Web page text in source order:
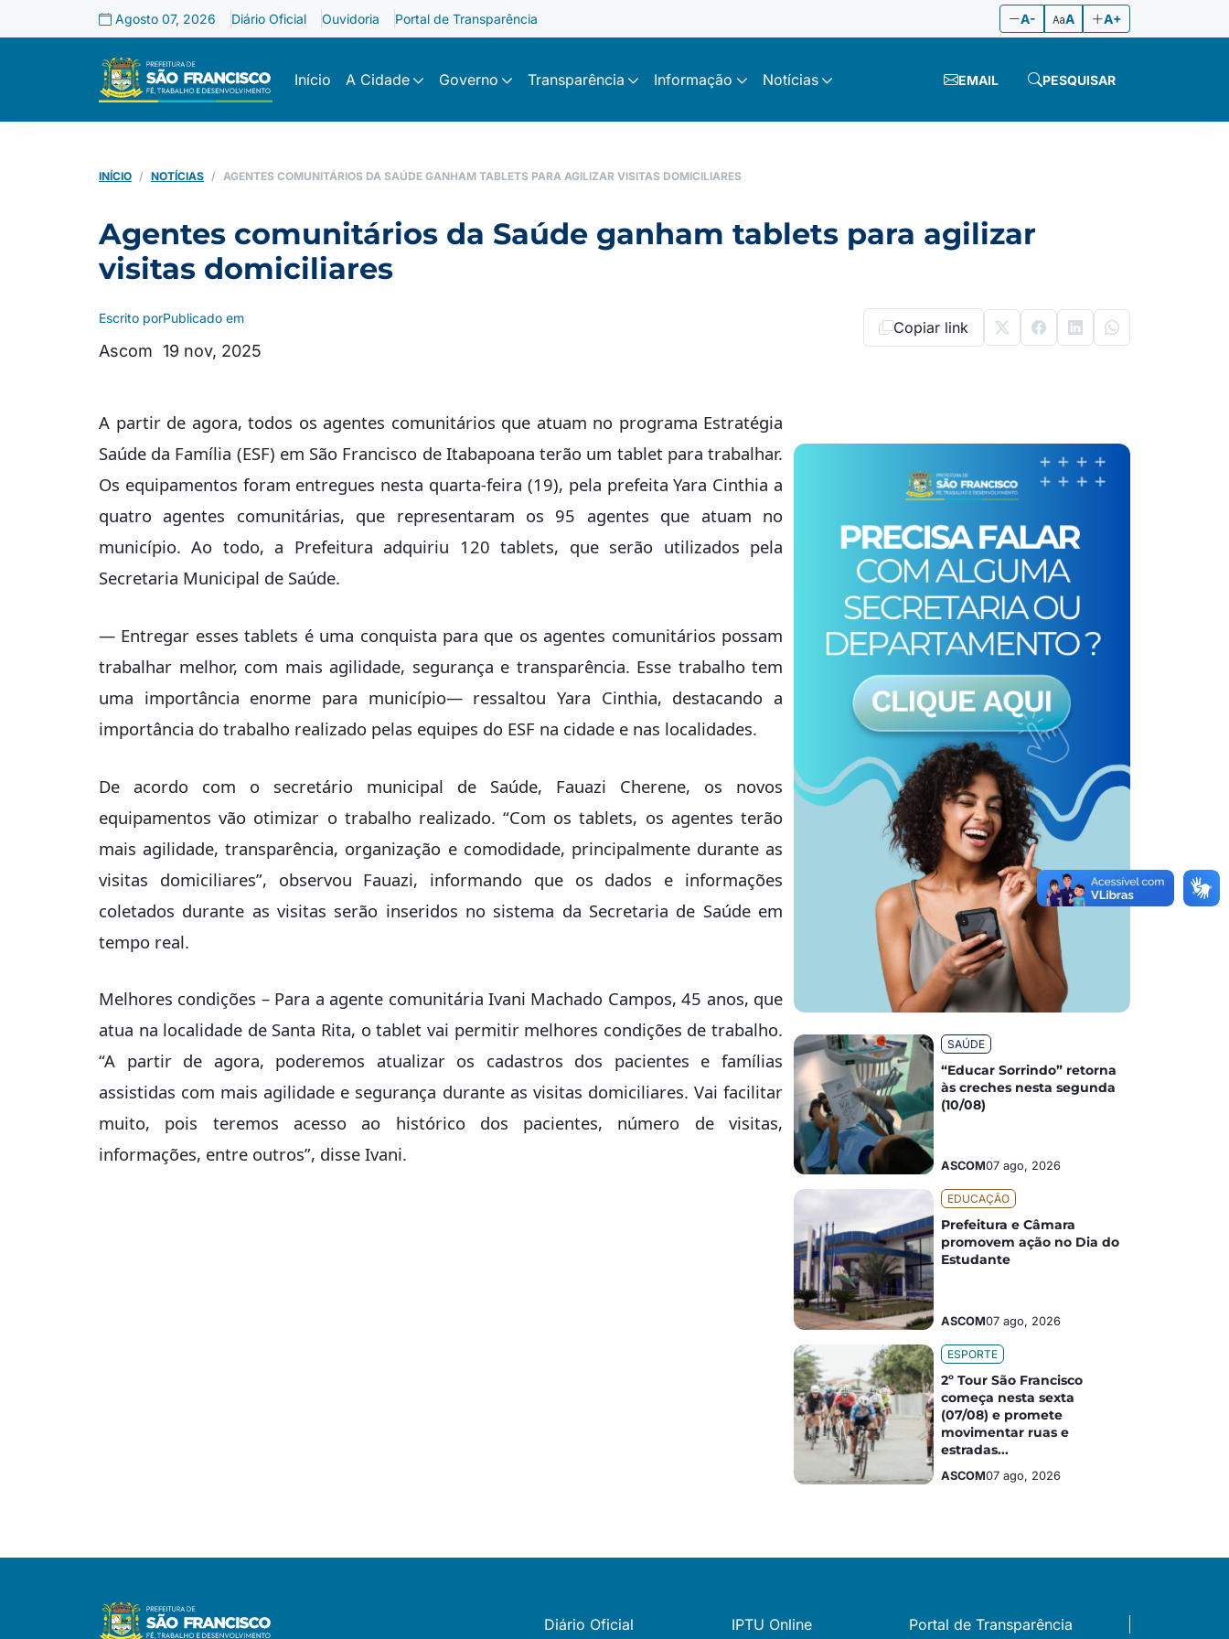
Agosto 07, 2026 Diário Oficial Ouvidoria Portal de Transparência A- A A+
Início A Cidade Governo Transparência Informação Notícias EMAIL PESQUISAR
INÍCIO NOTÍCIAS AGENTES COMUNITÁRIOS DA SAÚDE GANHAM TABLETS PARA AGILIZAR VISITAS DOMICILIARES
Agentes comunitários da Saúde ganham tablets para agilizar
visitas domiciliares
Escrito por
Ascom
Publicado em
19 nov, 2025
Copiar link
A partir de agora, todos os agentes comunitários que atuam no programa Estratégia
Saúde da Família (ESF) em São Francisco de Itabapoana terão um tablet para trabalhar.
Os equipamentos foram entregues nesta quarta-feira (19), pela prefeita Yara Cinthia a
quatro agentes comunitárias, que representaram os 95 agentes que atuam no
município. Ao todo, a Prefeitura adquiriu 120 tablets, que serão utilizados pela
Secretaria Municipal de Saúde.
— Entregar esses tablets é uma conquista para que os agentes comunitários possam
trabalhar melhor, com mais agilidade, segurança e transparência. Esse trabalho tem
uma importância enorme para município— ressaltou Yara Cinthia, destacando a
importância do trabalho realizado pelas equipes do ESF na cidade e nas localidades.
De acordo com o secretário municipal de Saúde, Fauazi Cherene, os novos
equipamentos vão otimizar o trabalho realizado. “Com os tablets, os agentes terão
mais agilidade, transparência, organização e comodidade, principalmente durante as
visitas domiciliares”, observou Fauazi, informando que os dados e informações
coletados durante as visitas serão inseridos no sistema da Secretaria de Saúde em
tempo real.
Melhores condições – Para a agente comunitária Ivani Machado Campos, 45 anos, que
atua na localidade de Santa Rita, o tablet vai permitir melhores condições de trabalho.
“A partir de agora, poderemos atualizar os cadastros dos pacientes e famílias
assistidas com mais agilidade e segurança durante as visitas domiciliares. Vai facilitar
muito, pois teremos acesso ao histórico dos pacientes, número de visitas,
informações, entre outros”, disse Ivani.
SAÚDE
“Educar Sorrindo” retorna
às creches nesta segunda
(10/08)
ASCOM07 ago, 2026
EDUCAÇÃO
Prefeitura e Câmara
promovem ação no Dia do
Estudante
ASCOM07 ago, 2026
ESPORTE
2º Tour São Francisco
começa nesta sexta
(07/08) e promete
movimentar ruas e
estradas...
ASCOM07 ago, 2026
Diário Oficial IPTU Online Portal de Transparência